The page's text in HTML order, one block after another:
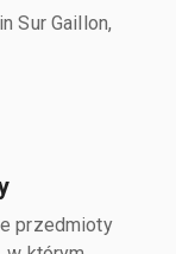
Sur Gaillon,
przedmioty